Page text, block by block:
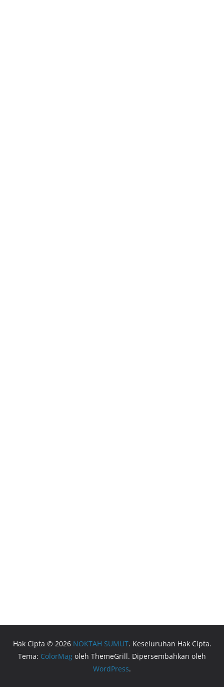
Hak Cipta © 2026 NOKTAH SUMUT. Keseluruhan Hak Cipta.
Tema: ColorMag oleh ThemeGrill. Dipersembahkan oleh
WordPress.